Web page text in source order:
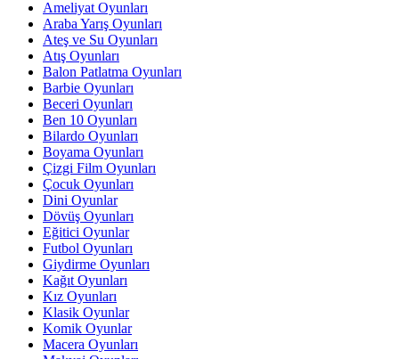
Ameliyat Oyunları
Araba Yarış Oyunları
Ateş ve Su Oyunları
Atış Oyunları
Balon Patlatma Oyunları
Barbie Oyunları
Beceri Oyunları
Ben 10 Oyunları
Bilardo Oyunları
Boyama Oyunları
Çizgi Film Oyunları
Çocuk Oyunları
Dini Oyunlar
Dövüş Oyunları
Eğitici Oyunlar
Futbol Oyunları
Giydirme Oyunları
Kağıt Oyunları
Kız Oyunları
Klasik Oyunlar
Komik Oyunlar
Macera Oyunları